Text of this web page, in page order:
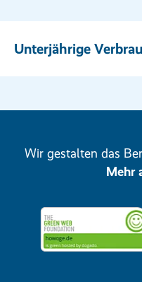
Unterjährige
Wir gestalten das
Mehr